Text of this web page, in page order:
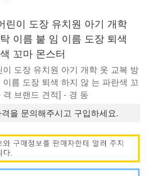
린이 도장 유치원 아기 개학
이름 붙 임 이름 도장 퇴색
꼬마 몬스터
도장 유치원 아기 개학 옷 교복 방
름 도장 퇴색 하지 않 는 파란색 꼬
브랜드 견적] - 경 동
을 문의해주시고 구입하세요.